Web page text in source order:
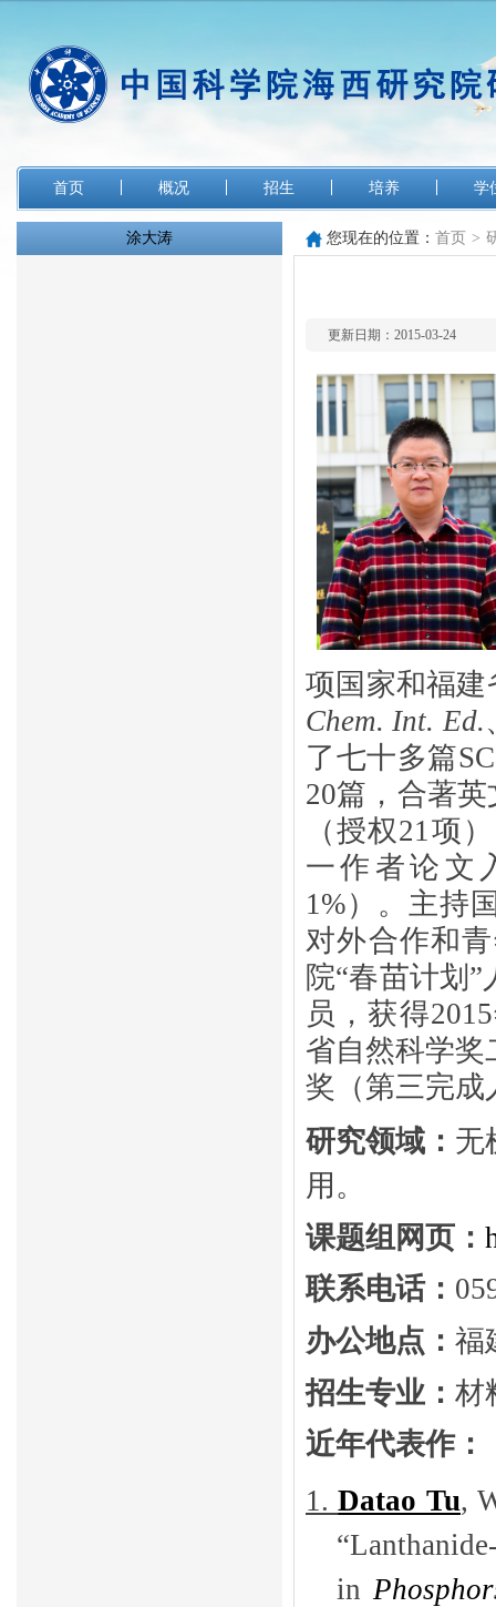
首页 概况 招生 培养 学
涂大涛 您现在的位置： 首页 >
更新日期：2015-03-24
项国家和福
Chem. Int. Ed.
了七十多篇
20篇 ，合著
（授权21项
一作者论文
1%）。主持
对外合作和
院“春苗计划
员，获得
省自然科学奖
奖 （第三完
研究领域： 无
用。
课题组网页：
联系电话：
办公地点： 福
招生专业： 材
近年代表作：
1. Datao Tu,
in